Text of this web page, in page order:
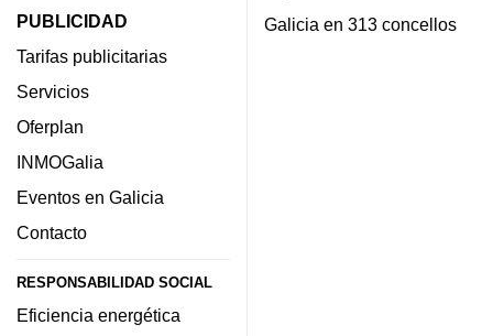
PUBLICIDAD
Tarifas publicitarias
Servicios
Oferplan
INMOGalia
Eventos en Galicia
Contacto
RESPONSABILIDAD SOCIAL
Eficiencia energética
Galicia en 313 concellos